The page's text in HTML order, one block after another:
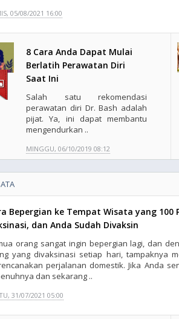
05/08/2021 16:00
8 Cara Anda Dapat Mulai
Berlatih Perawatan Diri
Saat Ini
Salah satu rekomendasi
perawatan diri Dr. Bash adalah
pijat. Ya, ini dapat membantu
mengendurkan ..
MINGGU, 06/10/2019 08:12
Bepergian ke Tempat Wisata yang 100
dan Anda Sudah Divaksin
orang sangat ingin bepergian lagi, dan
yang divaksinasi setiap hari, tampaknya
perjalanan domestik. Jika Anda
dan sekarang ..
31/07/2021 05:00